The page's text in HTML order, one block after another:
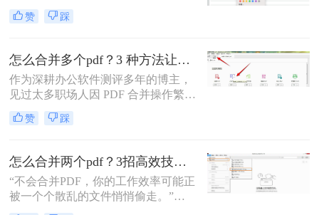
软件测评多年的博主，我深知PDF文
件处理是每个职场人和内容创作者的
琐、安全隐患——这些痛点几乎每天
都在消耗我们的时间和耐心。
赞 踩
怎么合并多个pdf？3 种方法让效率翻倍”！
作为深耕办公软件测评多年的博主，
见过太多职场人因 PDF 合并操作繁
琐、格式错乱、隐私泄露踩坑。其实
选对方法，1 分钟就能搞定多文件合
赞 踩
怎么合并两个pdf？3招高效技巧，让你告别杂乱文档！
“不会合并PDF，你的工作效率可能正
被一个个散乱的文件悄悄偷走。”作
为一名从事电脑办公软件测评多年的